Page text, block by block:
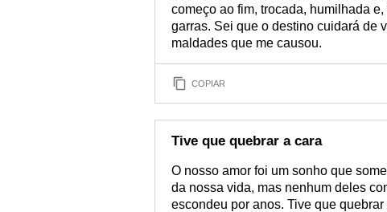
começo ao fim, trocada, humilhada
garras. Sei que o destino cuidará de
maldades que me causou.
COPIAR
Tive que quebrar a cara
O nosso amor foi um sonho que
da nossa vida, mas nenhum deles
escondeu por anos. Tive que